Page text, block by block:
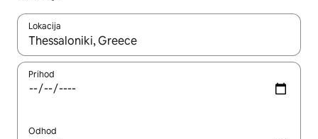
Lokacija
Ko so rezultati na voljo, krmarite s puščičnima tipkama gor in
Prihod
Odhod